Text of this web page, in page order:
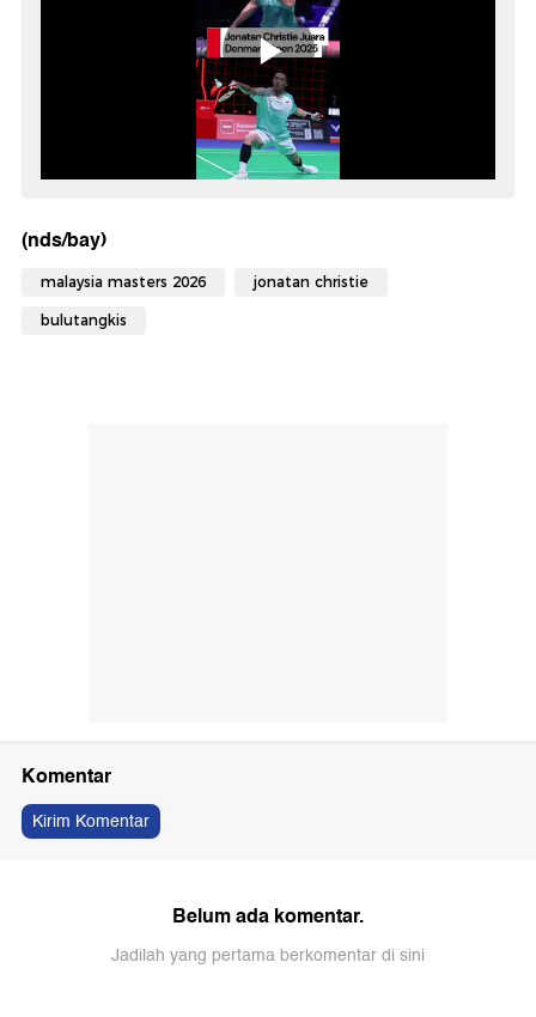
(nds/bay)
malaysia masters 2026 jonatan christie
bulutangkis
Komentar
Kirim Komentar
Belum ada komentar.
Jadilah yang pertama berkomentar di sini